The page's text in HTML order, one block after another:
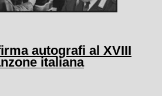
autografi al XVIII
italiana